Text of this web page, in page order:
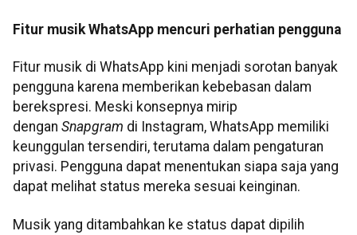
Fitur musik WhatsApp mencuri perhatian pengguna
Fitur musik di WhatsApp kini menjadi sorotan banyak
pengguna karena memberikan kebebasan dalam
berekspresi. Meski konsepnya mirip
dengan Snapgram di Instagram, WhatsApp memiliki
keunggulan tersendiri, terutama dalam pengaturan
privasi. Pengguna dapat menentukan siapa saja yang
dapat melihat status mereka sesuai keinginan.
Musik yang ditambahkan ke status dapat dipilih